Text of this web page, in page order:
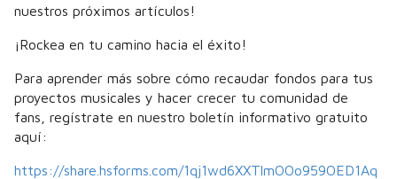
nuestros próximos artículos!
¡Rockea en tu camino hacia el éxito!
Para aprender más sobre cómo recaudar fondos para tus
proyectos musicales y hacer crecer tu comunidad de
fans, regístrate en nuestro boletín informativo gratuito
aquí:
https://share.hsforms.com/1qj1wd6XXTlmOOo959OED1Aq